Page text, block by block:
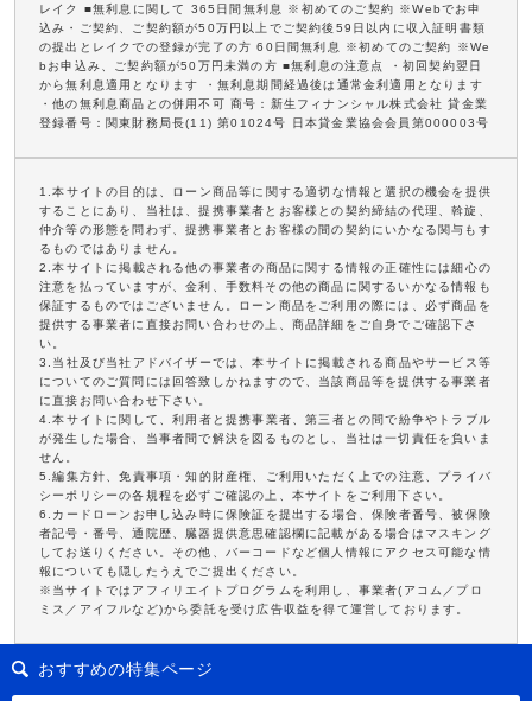
レイク ■無利息に関して 365日間無利息 ※初めてのご契約 ※Webでお申
込み・ご契約、ご契約額が50万円以上でご契約後59日以内に収入証明書類
の提出とレイクでの登録が完了の方 60日間無利息 ※初めてのご契約 ※We
bお申込み、ご契約額が50万円未満の方 ■無利息の注意点 ・初回契約翌日
から無利息適用となります ・無利息期間経過後は通常金利適用となります
・他の無利息商品との併用不可 商号：新生フィナンシャル株式会社 貸金業
登録番号：関東財務局長(11) 第01024号 日本貸金業協会会員第000003号
1.本サイトの目的は、ローン商品等に関する適切な情報と選択の機会を提供
することにあり、当社は、提携事業者とお客様との契約締結の代理、斡旋、
仲介等の形態を問わず、提携事業者とお客様の間の契約にいかなる関与もす
るものではありません。
2.本サイトに掲載される他の事業者の商品に関する情報の正確性には細心の
注意を払っていますが、金利、手数料その他の商品に関するいかなる情報も
保証するものではございません。ローン商品をご利用の際には、必ず商品を
提供する事業者に直接お問い合わせの上、商品詳細をご自身でご確認下さ
い。
3.当社及び当社アドバイザーでは、本サイトに掲載される商品やサービス等
についてのご質問には回答致しかねますので、当該商品等を提供する事業者
に直接お問い合わせ下さい。
4.本サイトに関して、利用者と提携事業者、第三者との間で紛争やトラブル
が発生した場合、当事者間で解決を図るものとし、当社は一切責任を負いま
せん。
5.編集方針、免責事項・知的財産権、ご利用いただく上での注意、プライバ
シーポリシーの各規程を必ずご確認の上、本サイトをご利用下さい。
6.カードローンお申し込み時に保険証を提出する場合、保険者番号、被保険
者記号・番号、通院歴、臓器提供意思確認欄に記載がある場合はマスキング
してお送りください。その他、バーコードなど個人情報にアクセス可能な情
報についても隠したうえでご提出ください。
※当サイトではアフィリエイトプログラムを利用し、事業者(アコム／プロ
ミス／アイフルなど)から委託を受け広告収益を得て運営しております。
おすすめの特集ページ